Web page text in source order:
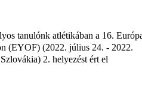
tanulónk atlétikában a 16.
(EYOF) (2022. július 24. - 2022.
2. helyezést ért el